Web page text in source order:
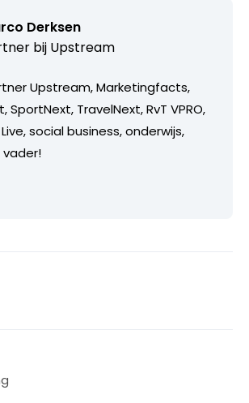
Derksen
bij Upstream
Upstream, Marketingfacts,
SportNext, TravelNext, RvT VPRO,
social business, onderwijs,